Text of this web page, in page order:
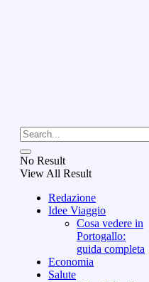
No Result
View All Result
Redazione
Idee Viaggio
Cosa vedere in
Portogallo:
guida completa
Economia
Salute